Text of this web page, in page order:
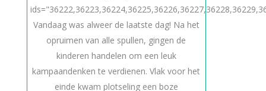
Vandaag was alweer de laatste dag! Na het
opruimen van alle spullen, gingen de
kinderen handelen om een leuk
kampaandenken te verdienen. Vlak voor het
einde kwam plotseling een boze